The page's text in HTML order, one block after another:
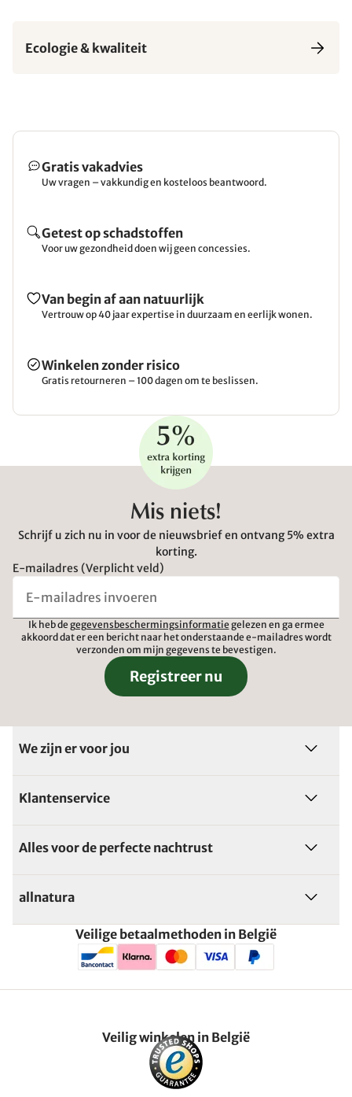
Ecologie & kwaliteit
Gratis vakadvies
Uw vragen – vakkundig en kosteloos beantwoord.
Getest op schadstoffen
Voor uw gezondheid doen wij geen concessies.
Van begin af aan natuurlijk
Vertrouw op 40 jaar expertise in duurzaam en eerlijk wonen.
Winkelen zonder risico
Gratis retourneren – 100 dagen om te beslissen.
Mis niets!
Schrijf u zich nu in voor de nieuwsbrief en ontvang 5% extra
korting.
E-mailadres (Verplicht veld)
Ik heb de gegevensbeschermingsinformatie gelezen en ga ermee
akkoord dat er een bericht naar het onderstaande e-mailadres wordt
verzonden om mijn gegevens te bevestigen.
Registreer nu
We zijn er voor jou
Klantenservice
Alles voor de perfecte nachtrust
allnatura
Veilige betaalmethoden in België
Veilig winkelen in België